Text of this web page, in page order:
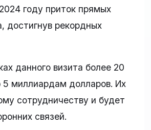
году приток прямых
достигнув рекордных
данного визита более 20
5 миллиардам долларов. Их
сотрудничеству и будет
связей.